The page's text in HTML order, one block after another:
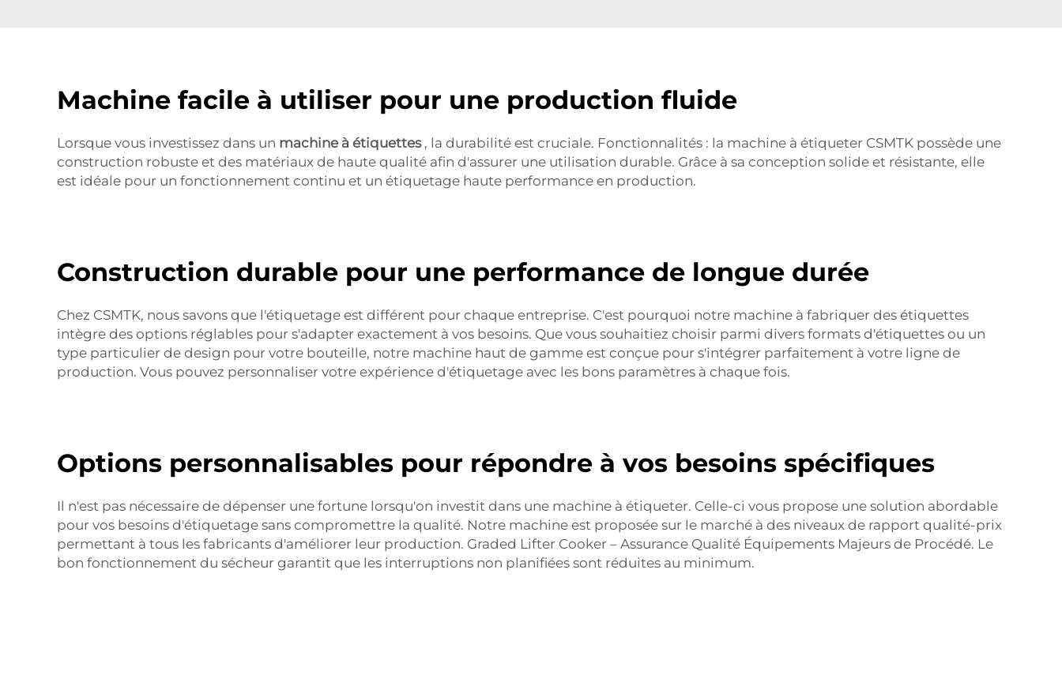
Machine facile à utiliser pour une production fluide
Lorsque vous investissez dans un machine à étiquettes , la durabilité est cruciale. Fonctionnalités : la machine à étiqueter CSMTK possède une
construction robuste et des matériaux de haute qualité afin d'assurer une utilisation durable. Grâce à sa conception solide et résistante, elle
est idéale pour un fonctionnement continu et un étiquetage haute performance en production.
Construction durable pour une performance de longue durée
Chez CSMTK, nous savons que l'étiquetage est différent pour chaque entreprise. C'est pourquoi notre machine à fabriquer des étiquettes
intègre des options réglables pour s'adapter exactement à vos besoins. Que vous souhaitiez choisir parmi divers formats d'étiquettes ou un
type particulier de design pour votre bouteille, notre machine haut de gamme est conçue pour s'intégrer parfaitement à votre ligne de
production. Vous pouvez personnaliser votre expérience d'étiquetage avec les bons paramètres à chaque fois.
Options personnalisables pour répondre à vos besoins spécifiques
Il n'est pas nécessaire de dépenser une fortune lorsqu'on investit dans une machine à étiqueter. Celle-ci vous propose une solution abordable
pour vos besoins d'étiquetage sans compromettre la qualité. Notre machine est proposée sur le marché à des niveaux de rapport qualité-prix
permettant à tous les fabricants d'améliorer leur production. Graded Lifter Cooker – Assurance Qualité Équipements Majeurs de Procédé. Le
bon fonctionnement du sécheur garantit que les interruptions non planifiées sont réduites au minimum.